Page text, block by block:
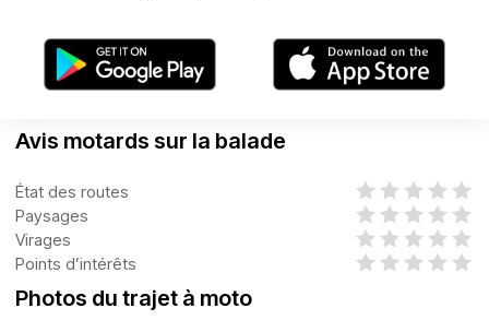
Avis motards sur la balade
État des routes
Paysages
Virages
Points d’intérêts
Photos du trajet à moto